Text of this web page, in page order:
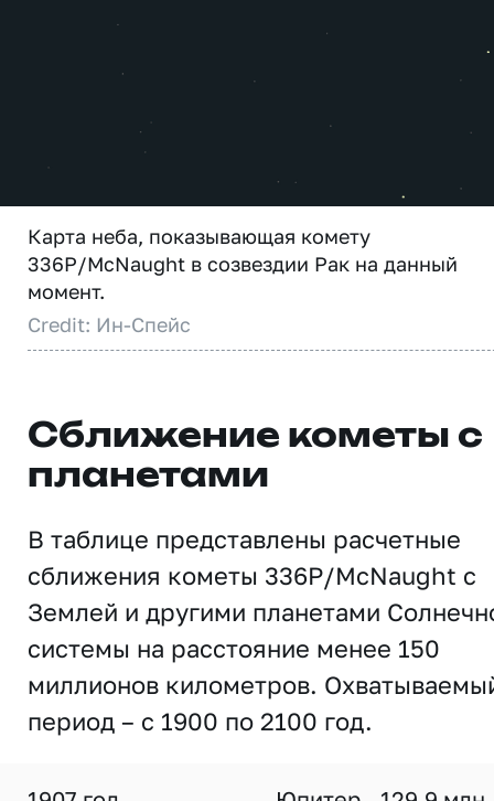
Карта неба, показывающая комету
336P/McNaught в созвездии Рак на данный
момент.
Credit: Ин-Спейс
Сближение кометы с
планетами
В таблице представлены расчетные
сближения кометы 336P/McNaught с
Землей и другими планетами
системы на расстояние менее 150
миллионов километров.
период – с 1900 по 2100 год.